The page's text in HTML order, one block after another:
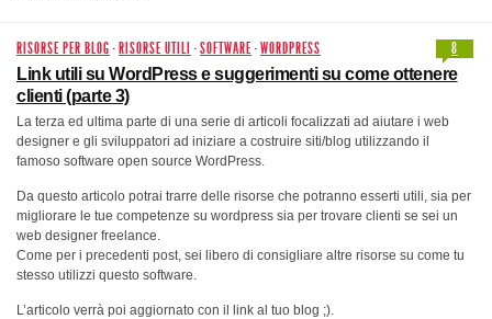
RISORSE PER BLOG · RISORSE UTILI ·SOFTWARE ·WORDPRESS
8
Link utili su WordPress e suggerimenti su come ottenere
clienti (parte 3)
La terza ed ultima parte di una serie di articoli focalizzati ad aiutare i web
designer e gli sviluppatori ad iniziare a costruire siti/blog utilizzando il
famoso software open source WordPress.
Da questo articolo potrai trarre delle risorse che potranno esserti utili, sia per
migliorare le tue competenze su wordpress sia per trovare clienti se sei un
web designer freelance.
Come per i precedenti post, sei libero di consigliare altre risorse su come tu
stesso utilizzi questo software.
L’articolo verrà poi aggiornato con il link al tuo blog ;).